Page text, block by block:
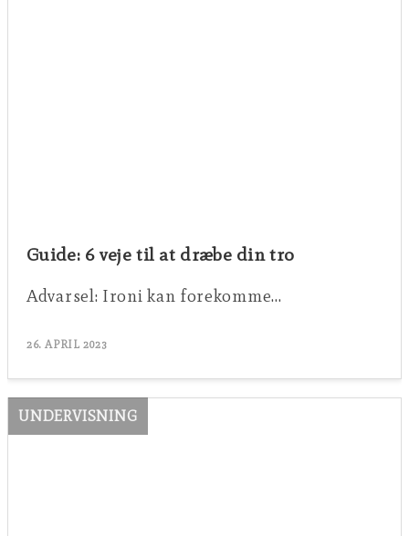
Guide: 6 veje til at dræbe din tro
Advarsel: Ironi kan forekomme…
26. APRIL 2023
UNDERVISNING